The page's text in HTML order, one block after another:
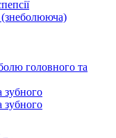
(знеболююча)
головного та
зубного
зубного